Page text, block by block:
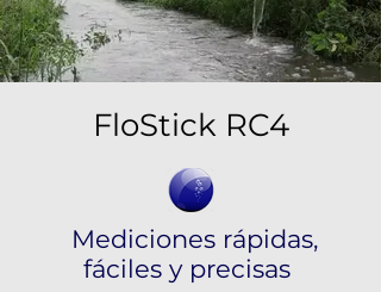
FloStick RC4
Mediciones rápidas,
fáciles y precisas